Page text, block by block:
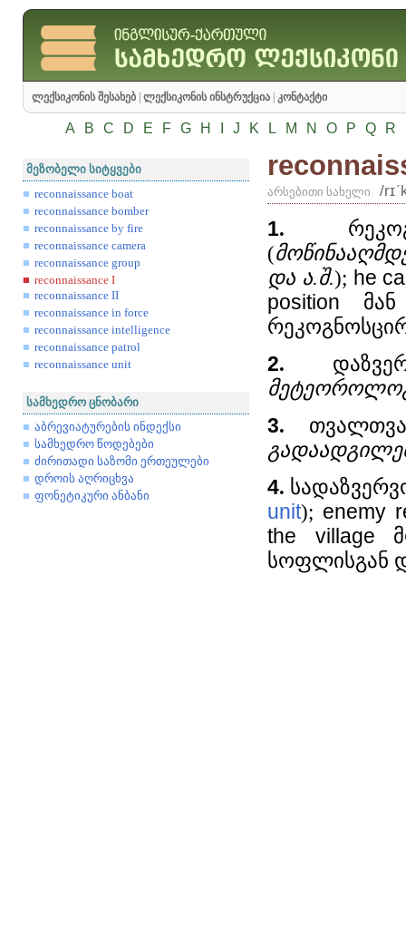
ლექსიკონის შესახებ ლექსიკონის ინსტრუქცია კონტაქტი
A B C D E F G H J K L M N O P Q R
მეზობელი სიტყვები
reconnaissance boat
reconnaissance bomber
reconnaissance by fire
reconnaissance camera
reconnaissance group
reconnaissance I
reconnaissance II
reconnaissance in force
reconnaissance intelligence
reconnaissance patrol
reconnaissance unit
სამხედრო ცნობარი
აბრევიატურების ინდექსი
სამხედრო წოდებები
ძირითადი საზომი ერთეულები
დროის აღრიცხვა
ფონეტიკური ანბანი
არსებითი სახელი /
1.
(
და ა.შ.); he
position მან
2.
3.
4.
unit); enemy
the
village
სოფლისგან